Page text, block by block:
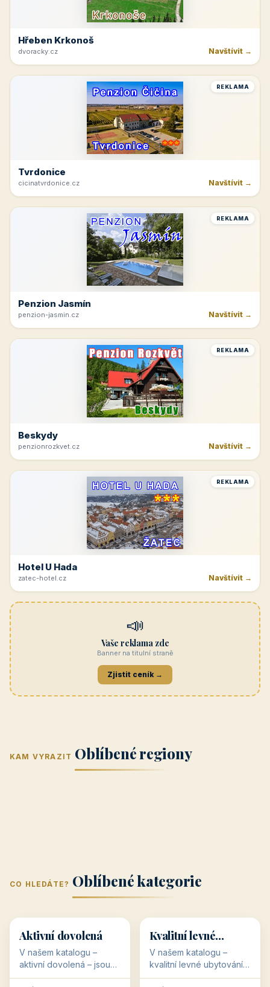
Hřeben Krkonoš
dvoracky.cz Navštívit →
REKLAMA
Tvrdonice
cicinatvrdonice.cz Navštívit →
REKLAMA
Penzion Jasmín
penzion-jasmin.cz Navštívit →
REKLAMA
Beskydy
penzionrozkvet.cz Navštívit →
REKLAMA
Hotel U Hada
zatec-hotel.cz Navštívit →
📣
Vaše reklama zde
Banner na titulní straně
Zjistit ceník →
KAM VYRAZIT Oblíbené regiony
(Jihomoravský
kraj)
kraj)
Zlínský kraj Žilinský
Karlovarský
Střední Čechy
(Středočeský
CO HLEDÁTE? Oblíbené kategorie
🥾 36 objektů
Aktivní dovolená
V našem katalogu –
aktivní dovolená – jsou
pro Vás připraveny
💰
💰
34 objektů
Kvalitní levné
ubytování
V našem katalogu –
kvalitní levné ubytování –
jsou pro Vás připraveny